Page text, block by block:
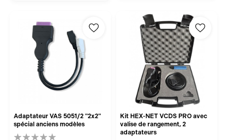
Adaptateur VAS 5051/2 "2x2"
spécial anciens modèles
Kit HEX-NET VCDS PRO avec
valise de rangement, 2
adaptateurs